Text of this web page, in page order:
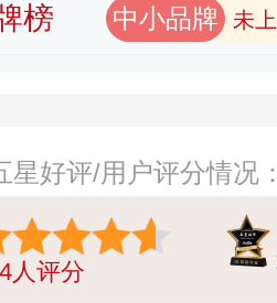
榜 中小品牌 未
星好评/用户评分情况
人评分